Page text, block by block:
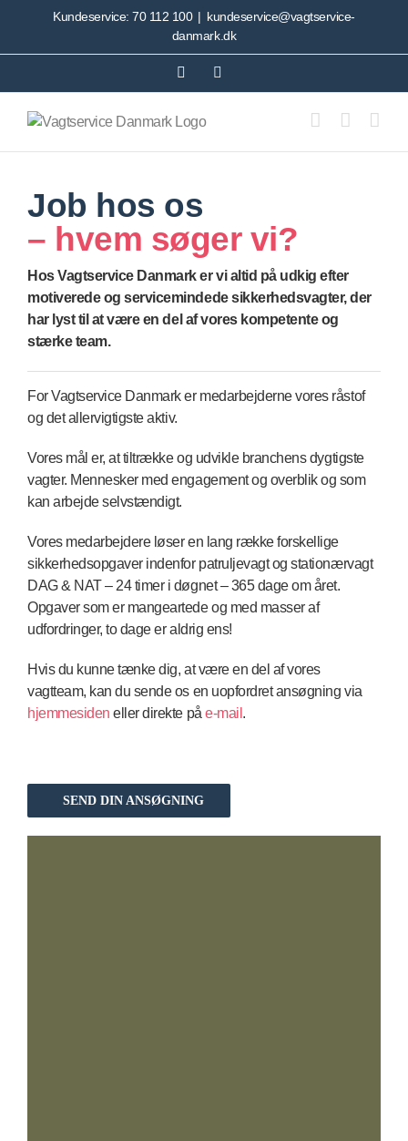
content
Kundeservice:70 112 100 | kundeservice@vagtservice-
danmark.dk
LinkedIn
Job hos os
– hvem søger vi?
Hos Vagtservice Danmark er vi altid på udkig efter
motiverede og servicemindede sikkerhedsvagter, der
har lyst til at være en del af vores kompetente og
stærke team.
For Vagtservice Danmark er medarbejderne vores råstof
og det allervigtigste aktiv.
Vores mål er, at tiltrække og udvikle branchens dygtigste
vagter. Mennesker med engagement og overblik og som
kan arbejde selvstændigt.
Vores medarbejdere løser en lang række forskellige
sikkerhedsopgaver indenfor patruljevagt og stationærvagt
DAG & NAT – 24 timer i døgnet – 365 dage om året.
Opgaver som er mangeartede og med masser af
udfordringer, to dage er aldrig ens!
Hvis du kunne tænke dig, at være en del af vores
vagtteam, kan du sende os en uopfordret ansøgning via
hjemmesiden eller direkte påe-mail .
SEND DIN ANSØGNING